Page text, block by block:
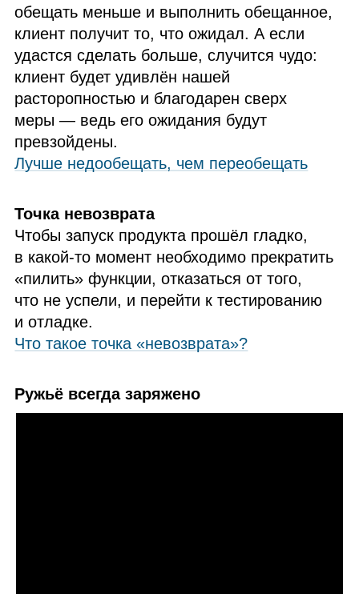
обещать меньше и выполнить обещанное,
клиент получит то, что ожидал. А если
удастся сделать больше, случится чудо:
клиент будет удивлён нашей
расторопностью и благодарен сверх
меры — ведь его ожидания будут
превзойдены.
Лучше недообещать, чем переобещать
Точка невозврата
Чтобы запуск продукта прошёл гладко,
в какой‑то момент необходимо прекратить
«пилить» функции, отказаться от того,
что не успели, и перейти к тестированию
и отладке.
Что такое точка «невозврата»?
Ружьё всегда заряжено